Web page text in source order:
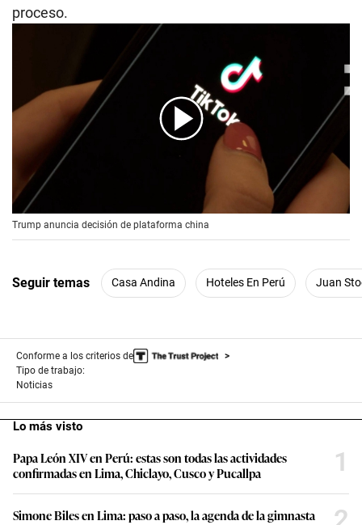
proceso.
Trump anuncia decisión de plataforma china
Seguir temas Casa Andina Hoteles En Perú Juan
Conforme a los criterios de
Tipo de trabajo:
Noticias
Lo más visto
Papa León XIV en Perú: estas son todas las actividades
confirmadas en Lima, Chiclayo, Cusco y Pucallpa
1
Simone Biles en Lima: paso a paso, la agenda de la gimnasta